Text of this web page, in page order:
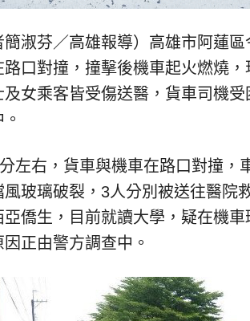
簡淑芬／高雄報導）高雄市阿蓮
口對撞，撞擊後機車起火燃燒
女乘客皆受傷送醫，貨車司機
左右，貨車與機車在路口對撞，
玻璃破裂，3人分別被送往醫院
僑生，目前就讀大學，疑在機
正由警方調查中。